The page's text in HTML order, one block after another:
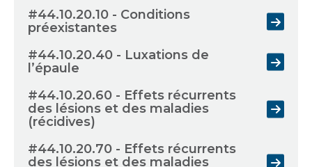
#44.10.20.10 - Conditions
préexistantes
#44.10.20.40 - Luxations de
l’épaule
#44.10.20.60 - Effets récurrents
des lésions et des maladies
(récidives)
#44.10.20.70 - Effets récurrents
des lésions et des maladies